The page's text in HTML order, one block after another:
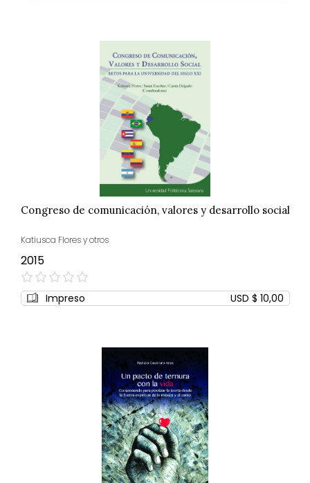
Congreso de comunicación, valores y desarrollo social
Katiusca Flores y otros
2015
0%
Impreso USD $ 10,00